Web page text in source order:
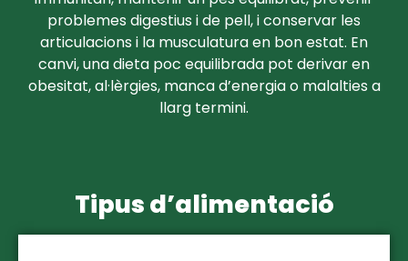
problemes digestius i de pell, i conservar les
articulacions i la musculatura en bon estat. En
canvi, una dieta poc equilibrada pot derivar en
obesitat, al·lèrgies, manca d’energia o malalties a
llarg termini.
Tipus d’alimentació